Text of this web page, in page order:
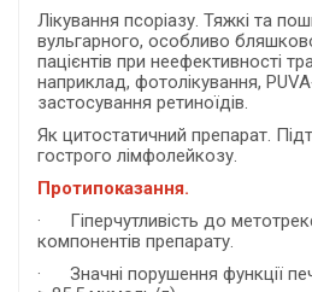
Лікування псоріазу. Тяжкі та
вульгарного, особливо
пацієнтів при неефективності
наприклад, фотолікування,
застосування ретиноїдів.
Як цитостатичний препарат.
гострого лімфолейкозу.
Протипоказання.
· Гіперчутливість до
компонентів препарату.
· Значні порушення функції